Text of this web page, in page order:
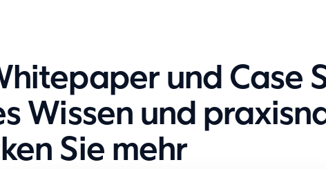
und Case
Wissen und
Sie mehr